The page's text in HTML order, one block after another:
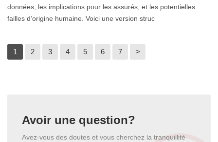
données, les implications pour les assurés, et les potentielles
failles d’origine humaine. Voici une version struc
1 2 3 4 5 6 7 >
Avoir une question?
Avez-vous des doutes et vous cherchez la tranquillité